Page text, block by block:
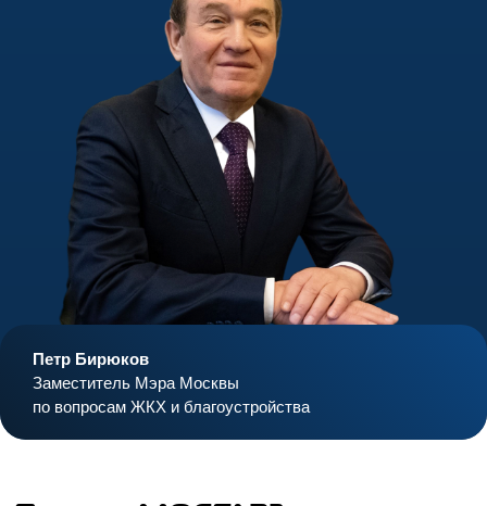
Петр Бирюков
Заместитель Мэра Москвы
по вопросам ЖКХ и благоустройства